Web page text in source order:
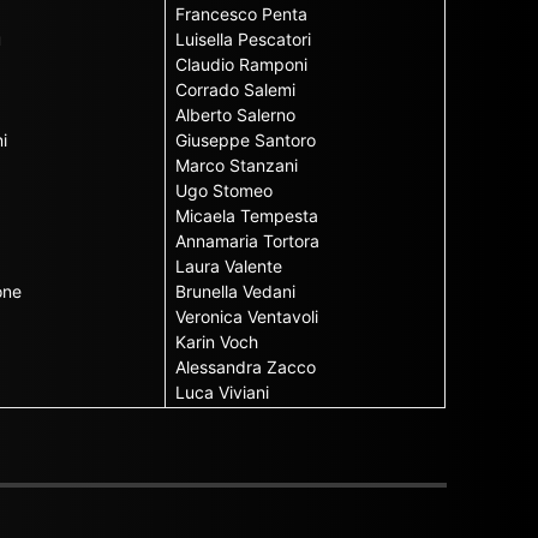
Francesco Penta
Luisella Pescatori
Claudio Ramponi
Corrado Salemi
Alberto Salerno
Giuseppe Santoro
Marco Stanzani
Ugo Stomeo
Micaela Tempesta
Annamaria Tortora
Laura Valente
Brunella Vedani
Veronica Ventavoli
Karin Voch
Alessandra Zacco
Luca Viviani